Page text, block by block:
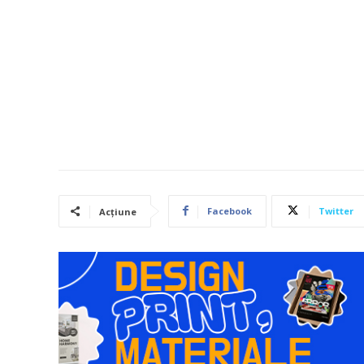
Acțiune Facebook Twitter